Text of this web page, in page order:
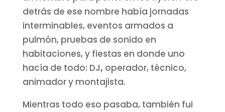
detrás de ese nombre había jornadas
interminables, eventos armados a
pulmón, pruebas de sonido en
habitaciones, y fiestas en donde uno
hacía de todo: DJ, operador, técnico,
animador y montajista.
Mientras todo eso pasaba, también fui